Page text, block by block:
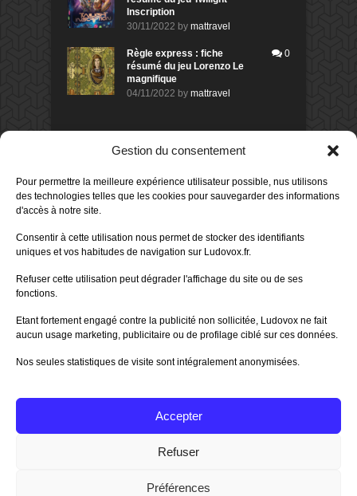
Gestion du consentement
Pour permettre la meilleure expérience utilisateur possible, nus utilisons
des technologies telles que les cookies pour sauvegarder des informations
d'accès à notre site.
Consentir à cette utilisation nous permet de stocker des identifiants
uniques et vos habitudes de navigation sur Ludovox.fr.
Refuser cette utilisation peut dégrader l'affichage du site ou de ses
fonctions.
Etant fortement engagé contre la publicité non sollicitée, Ludovox ne fait
aucun usage marketing, publicitaire ou de profilage ciblé sur ces données.
Nos seules statistiques de visite sont intégralement anonymisées.
Accepter
Refuser
Préférences
Inscription
30/11/2022 by mattravel
Règle express : fiche
résumé du jeu Lorenzo Le
magnifique
04/11/2022 by mattravel
0
DERNIERS AVIS DES MEMBRES
Avis de
Sur le jeu Collect!
il y a 10 heures
Avis demorlockbob
Sur le jeu Detective Box - Ciao
Publié leil y a 1 jour
80%
Sur le jeu Detective Box - Ciao
Bella
Nos Partenaires| Fat Media © 2013 All